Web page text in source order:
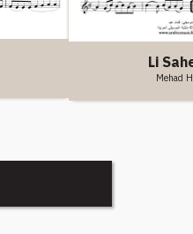
Li
Mehad